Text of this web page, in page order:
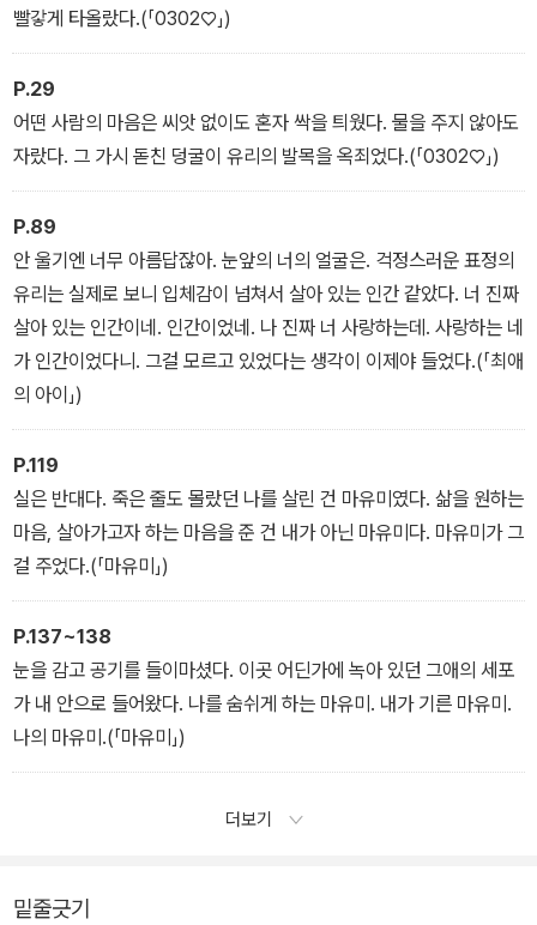
빨갛게 타올랐다.(「0302♡」)
P.29
어떤 사람의 마음은 씨앗 없이도 혼자 싹을 틔웠다. 물을 주지 않아도
자랐다. 그 가시 돋친 덩굴이 유리의 발목을 옥죄었다.(「0302♡」)
P.89
안 울기엔 너무 아름답잖아. 눈앞의 너의 얼굴은. 걱정스러운 표정의
유리는 실제로 보니 입체감이 넘쳐서 살아 있는 인간 같았다. 너 진짜
살아 있는 인간이네. 인간이었네. 나 진짜 너 사랑하는데. 사랑하는 네
가 인간이었다니. 그걸 모르고 있었다는 생각이 이제야 들었다.(「최애
의 아이」)
P.119
실은 반대다. 죽은 줄도 몰랐던 나를 살린 건 마유미였다. 삶을 원하는
마음, 살아가고자 하는 마음을 준 건 내가 아닌 마유미다. 마유미가 그
걸 주었다.(「마유미」)
P.137~138
눈을 감고 공기를 들이마셨다. 이곳 어딘가에 녹아 있던 그애의 세포
가 내 안으로 들어왔다. 나를 숨쉬게 하는 마유미. 내가 기른 마유미.
나의 마유미.(「마유미」)
더보기
밑줄긋기